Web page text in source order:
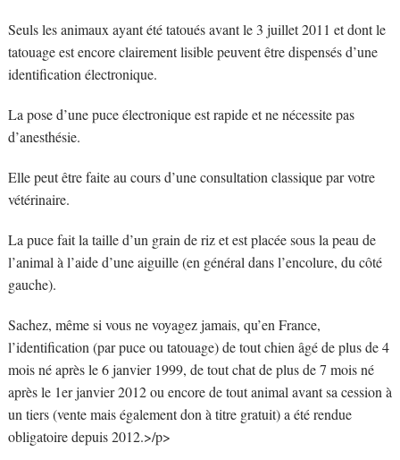
Seuls les animaux ayant été tatoués avant le 3 juillet 2011 et dont le
tatouage est encore clairement lisible peuvent être dispensés d’une
identification électronique.
La pose d’une puce électronique est rapide et ne nécessite pas
d’anesthésie.
Elle peut être faite au cours d’une consultation classique par votre
vétérinaire.
La puce fait la taille d’un grain de riz et est placée sous la peau de
l’animal à l’aide d’une aiguille (en général dans l’encolure, du côté
gauche).
Sachez, même si vous ne voyagez jamais, qu’en France,
l’identification (par puce ou tatouage) de tout chien âgé de plus de 4
mois né après le 6 janvier 1999, de tout chat de plus de 7 mois né
après le 1er janvier 2012 ou encore de tout animal avant sa cession à
un tiers (vente mais également don à titre gratuit) a été rendue
obligatoire depuis 2012.>/p>